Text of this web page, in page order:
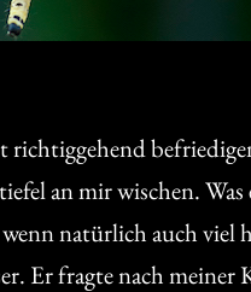
richtiggehend
an mir wischen. Was
natürlich auch viel
Er fragte nach